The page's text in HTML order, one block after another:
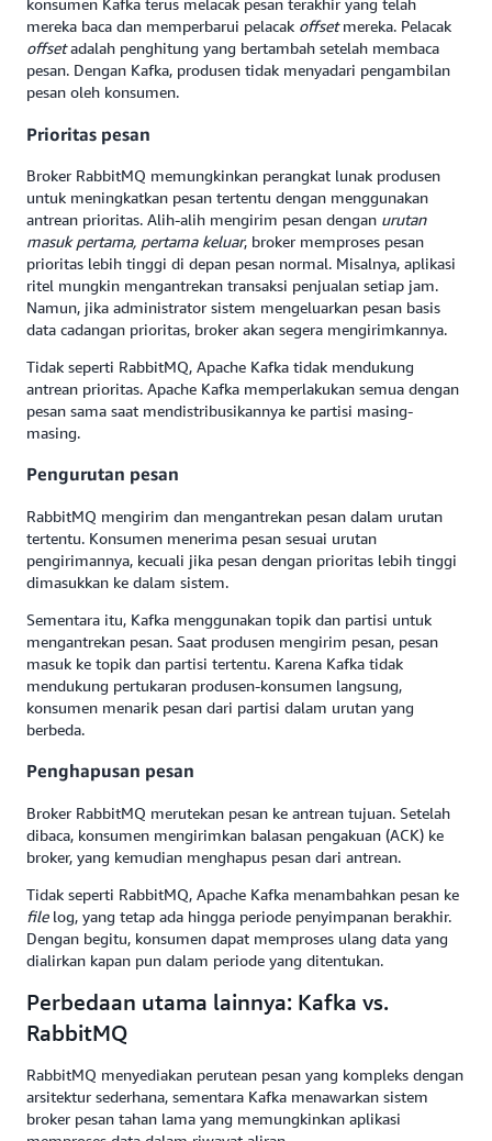
konsumen Kafka terus melacak pesan terakhir yang telah
mereka baca dan memperbarui pelacak offsetmereka. Pelacak
offsetadalah penghitung yang bertambah setelah membaca
pesan. Dengan Kafka, produsen tidak menyadari pengambilan
pesan oleh konsumen.
Prioritas pesan
Broker RabbitMQ memungkinkan perangkat lunak produsen
untuk meningkatkan pesan tertentu dengan menggunakan
antrean prioritas. Alih-alih mengirim pesan dengan urutan
masuk pertama, pertama keluar, broker memproses pesan
prioritas lebih tinggi di depan pesan normal. Misalnya, aplikasi
ritel mungkin mengantrekan transaksi penjualan setiap jam.
Namun, jika administrator sistem mengeluarkan pesan basis
data cadangan prioritas, broker akan segera mengirimkannya.
Tidak seperti RabbitMQ, Apache Kafka tidak mendukung
antrean prioritas. Apache Kafka memperlakukan semua dengan
pesan sama saat mendistribusikannya ke partisi masing-
masing.
Pengurutan pesan
RabbitMQ mengirim dan mengantrekan pesan dalam urutan
tertentu. Konsumen menerima pesan sesuai urutan
pengirimannya, kecuali jika pesan dengan prioritas lebih tinggi
dimasukkan ke dalam sistem.
Sementara itu, Kafka menggunakan topik dan partisi untuk
mengantrekan pesan. Saat produsen mengirim pesan, pesan
masuk ke topik dan partisi tertentu. Karena Kafka tidak
mendukung pertukaran produsen-konsumen langsung,
konsumen menarik pesan dari partisi dalam urutan yang
berbeda.
Penghapusan pesan
Broker RabbitMQ merutekan pesan ke antrean tujuan. Setelah
dibaca, konsumen mengirimkan balasan pengakuan (ACK) ke
broker, yang kemudian menghapus pesan dari antrean.
Tidak seperti RabbitMQ, Apache Kafka menambahkan pesan ke
file log, yang tetap ada hingga periode penyimpanan berakhir.
Dengan begitu, konsumen dapat memproses ulang data yang
dialirkan kapan pun dalam periode yang ditentukan.
Perbedaan utama lainnya: Kafka vs.
RabbitMQ
RabbitMQ menyediakan perutean pesan yang kompleks dengan
arsitektur sederhana, sementara Kafka menawarkan sistem
broker pesan tahan lama yang memungkinkan aplikasi